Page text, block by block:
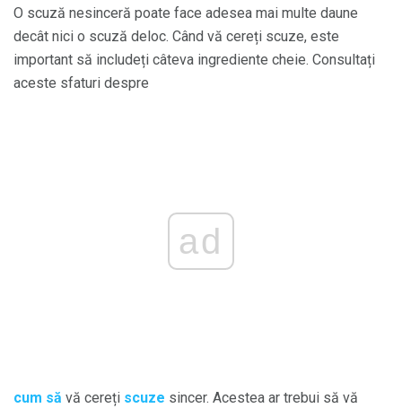
O scuză nesinceră poate face adesea mai multe daune
decât nici o scuză deloc. Când vă cereți scuze, este
important să includeți câteva ingrediente cheie. Consultați
aceste sfaturi despre
ad
cum să vă cereți scuze sincer. Acestea ar trebui să vă